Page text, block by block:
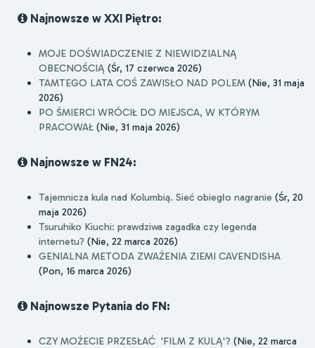
Najnowsze w XXI Piętro:
MOJE DOŚWIADCZENIE Z NIEWIDZIALNĄ
OBECNOŚCIĄ (Śr, 17 czerwca 2026)
TAMTEGO LATA COŚ ZAWISŁO NAD POLEM (Nie, 31 maja
2026)
PO ŚMIERCI WRÓCIŁ DO MIEJSCA, W KTÓRYM
PRACOWAŁ (Nie, 31 maja 2026)
Najnowsze w FN24:
Tajemnicza kula nad Kolumbią. Sieć obiegło nagranie (Śr, 20
maja 2026)
Tsuruhiko Kiuchi: prawdziwa zagadka czy legenda
internetu? (Nie, 22 marca 2026)
GENIALNA METODA ZWAŻENIA ZIEMI CAVENDISHA
(Pon, 16 marca 2026)
Najnowsze Pytania do FN:
CZY MOŻECIE PRZESŁAĆ 'FILM Z KULĄ'? (Nie, 22 marca